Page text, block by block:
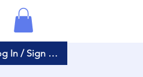
In / Sign Up